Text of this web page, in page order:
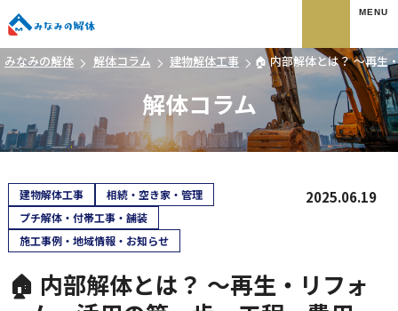
みなみの解体 解体コラム 建物解体工事 🏠 内部解体とは？ ～再生
解体コラム
建物解体工事
相続・空き家・管理
プチ解体・付帯工事・舗装
施工事例・地域情報・お知らせ
2025.06.19
🏠 内部解体とは？ ～再生・リフォ